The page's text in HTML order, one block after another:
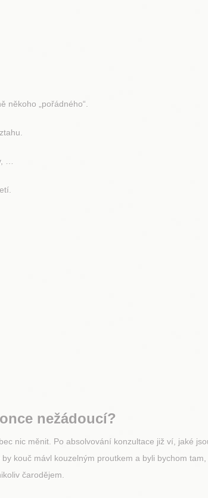
„pořádného“.
…
nežádoucí?
nic měnit. Po absolvování konzultace již ví, jaké
kouč mávl kouzelným proutkem a byli bychom
čarodějem.